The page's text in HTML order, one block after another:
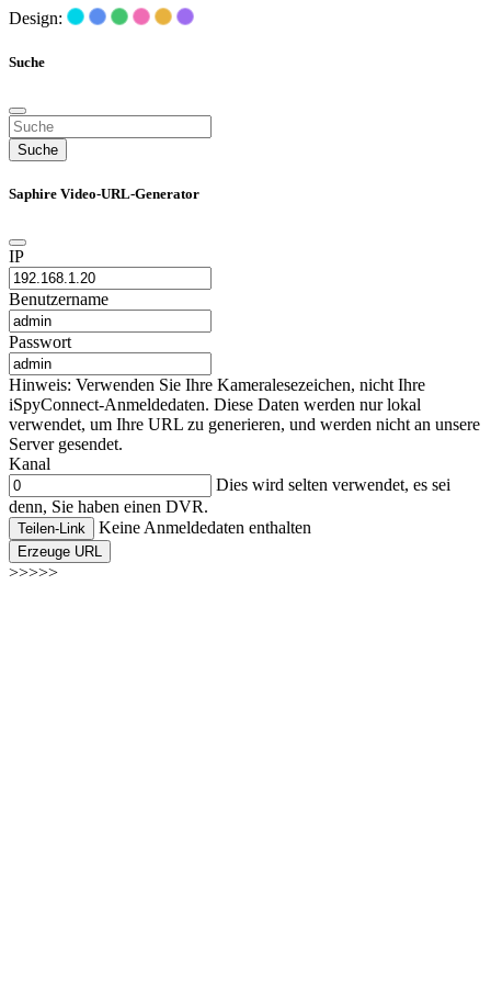
Design:
Suche
Suche
Saphire Video-URL-Generator
IP
Benutzername
Passwort
Hinweis: Verwenden Sie Ihre Kameralesezeichen, nicht Ihre
iSpyConnect-Anmeldedaten. Diese Daten werden nur lokal
verwendet, um Ihre URL zu generieren, und werden nicht an unsere
Server gesendet.
Kanal
Dies wird selten verwendet, es sei
denn, Sie haben einen DVR.
Teilen-Link Keine Anmeldedaten enthalten
Erzeuge URL
>>>>>